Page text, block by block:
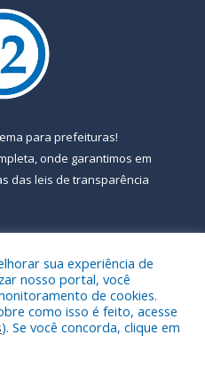
para prefeituras!
onde garantimos em
das leis de transparência
Municipal de Almeirim.
sua experiência de
nosso portal, você
de cookies.
como isso é feito, acesse
). Se você concorda, clique em